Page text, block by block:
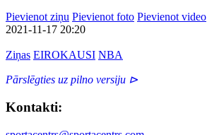
Pievienot ziņu Pievienot foto Pievienot video
2021-11-17 20:20
Ziņas EIROKAUSI NBA
Pārslēgties uz pilno versiju ⊳
Kontakti: